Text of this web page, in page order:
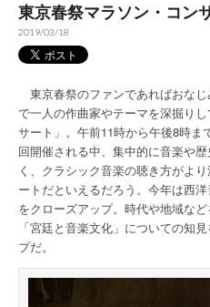
東京春祭マラソン・コン
2019/03/18
東京春祭のファンであればおな
で一人の作曲家やテーマを深掘り
サート」。午前11時から午後8時
回開催される中、集中的に音楽や
く、クラシック音楽の聴き方がよ
ートだといえるだろう。今年は西
をクローズアップ。時代や地域など
「宮廷と音楽文化」についての知
プだ。